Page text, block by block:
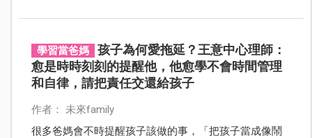
學習當爸媽
孩子為何愛拖延？王意中心理師：
愈是時時刻刻的提醒他，他愈學不會時間管理
和自律，請把責任交還給孩子
作者： 未來family
很多爸媽會不時提醒孩子該做的事，「把孩子當成像鬧